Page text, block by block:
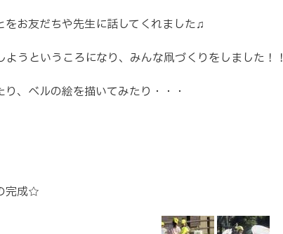
お友だちや先生に話してくれました♫
うというころになり、みんな凧づくりをしました！！
、ベルの絵を描いてみたり・・・
完成☆